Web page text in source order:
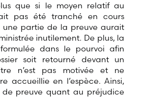
que si le moyen relatif au
pas été tranché en cours
une partie de la preuve aurait
inutilement. De plus, la
dans le pourvoi afin
soit retourné devant un
n’est pas motivée et ne
accueillie en l’espèce. Ainsi,
preuve quant au préjudice